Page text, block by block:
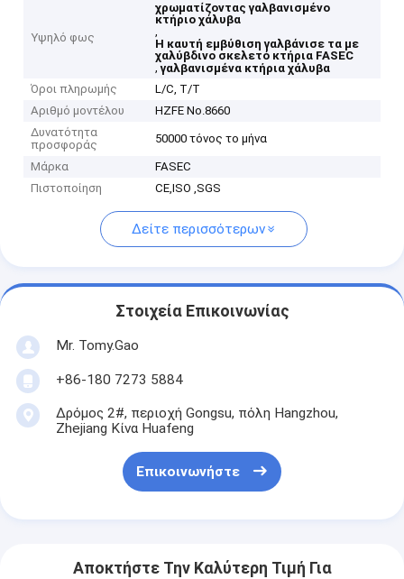
Υψηλό φως
χρωματίζοντας γαλβανισμένο
κτήριο χάλυβα
,
Η καυτή εμβύθιση γαλβάνισε τα με
χαλύβδινο σκελετό κτήρια FASEC
,γαλβανισμένα κτήρια χάλυβα
Όροι πληρωμής
L/C, T/T
Αριθμό μοντέλου
HZFE No.8660
Δυνατότητα
προσφοράς
50000 τόνος το μήνα
Μάρκα
FASEC
Πιστοποίηση
CE,ISO ,SGS
Δείτε περισσότερων
Στοιχεία Επικοινωνίας
Mr. Tomy.Gao
+86-180 7273 5884
Δρόμος 2#, περιοχή Gongsu, πόλη Hangzhou,
Zhejiang Κίνα Huafeng
Επικοινωνήστε
Αποκτήστε Την Καλύτερη Τιμή Για